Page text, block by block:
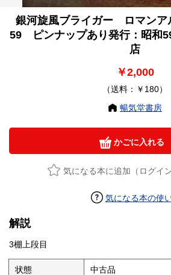
銀河旋風ブライガー ロマンア
59 ピンナップあり発行：昭和
店
￥2,000
（送料：￥180）
暢気堂書房
かごに入れる
気になる本に追加（ログイ
気になる本の使
解説
3棚上段目
状態 中古品